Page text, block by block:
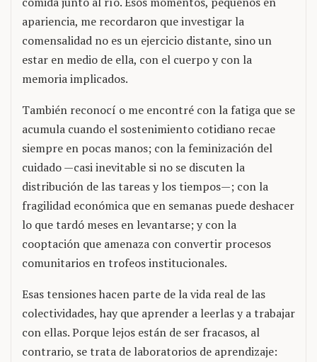
apariencia, me recordaron que investigar la
comensalidad no es un ejercicio distante, sino un
estar en medio de ella, con el cuerpo y con la
memoria implicados.
También reconocí o me encontré con la fatiga que se
acumula cuando el sostenimiento cotidiano recae
siempre en pocas manos; con la feminización del
cuidado —casi inevitable si no se discuten la
distribución de las tareas y los tiempos—; con la
fragilidad económica que en semanas puede deshacer
lo que tardó meses en levantarse; y con la
cooptación que amenaza con convertir procesos
comunitarios en trofeos institucionales.
Esas tensiones hacen parte de la vida real de las
colectividades, hay que aprender a leerlas y a trabajar
con ellas. Porque lejos están de ser fracasos, al
contrario, se trata de laboratorios de aprendizaje: